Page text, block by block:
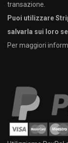
transazione.
Puoi utilizzare
salvarla sui loro
Per maggiori